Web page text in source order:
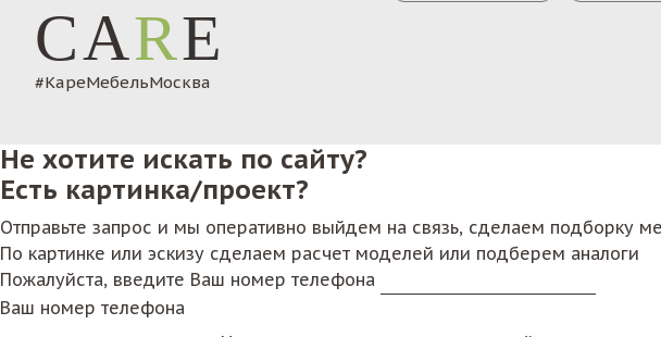
CARE
#КареМебельМосква
Не хотите искать по сайту?
Есть картинка/проект?
Отправьте запрос и мы оперативно выйдем на связь, сделаем подборку
По картинке или эскизу сделаем расчет моделей или подберем аналоги
Пожалуйста, введите Ваш номер телефона
Ваш номер телефона